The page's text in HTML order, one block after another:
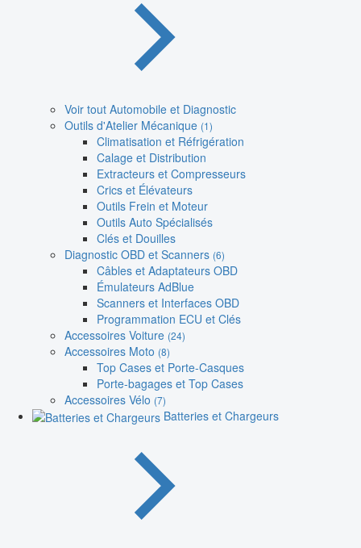
Voir tout Automobile et Diagnostic
Outils d'Atelier Mécanique (1)
Climatisation et Réfrigération
Calage et Distribution
Extracteurs et Compresseurs
Crics et Élévateurs
Outils Frein et Moteur
Outils Auto Spécialisés
Clés et Douilles
Diagnostic OBD et Scanners (6)
Câbles et Adaptateurs OBD
Émulateurs AdBlue
Scanners et Interfaces OBD
Programmation ECU et Clés
Accessoires Voiture (24)
Accessoires Moto (8)
Top Cases et Porte-Casques
Porte-bagages et Top Cases
Accessoires Vélo (7)
Batteries et Chargeurs